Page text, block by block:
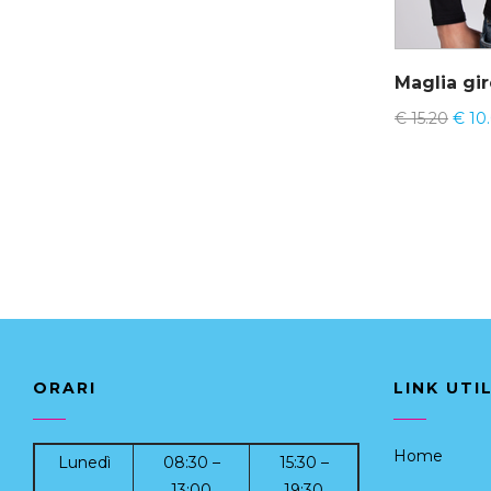
€15.20 €
ORARI
Lunedì
08:30 –
15:30 –
LINK
Home